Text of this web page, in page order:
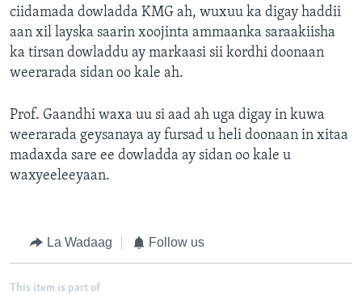
ciidamada dowladda KMG ah, wuxuu ka digay haddii
aan xil layska saarin xoojinta ammaanka saraakiisha
ka tirsan dowladdu ay markaasi sii kordhi doonaan
weerarada sidan oo kale ah.
Prof. Gaandhi waxa uu si aad ah uga digay in kuwa
weerarada geysanaya ay fursad u heli doonaan in xitaa
madaxda sare ee dowladda ay sidan oo kale u
waxyeeleeyaan.
La Wadaag Follow us
This item is part of